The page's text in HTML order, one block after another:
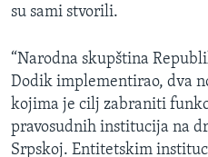
su sami stvorili.
“Narodna skupština
Dodik implementirao, dva
kojima je cilj zabraniti
pravosudnih institucija na
Srpskoj. Entitetskim